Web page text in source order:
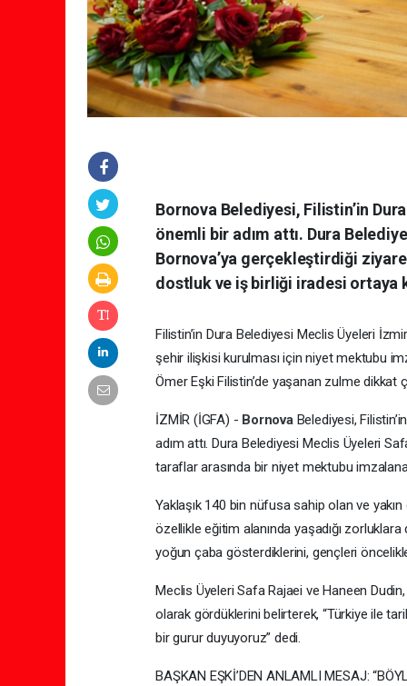
Bornova Belediyesi, Filistin’in
önemli bir adım attı. Dura
Bornova’ya gerçekleştirdiği
dostluk ve iş birliği iradesi ortaya
Filistin’in Dura Belediyesi Meclis Üyeleri
şehir ilişkisi kurulması için niyet mektubu
Ömer Eşki Filistin’de yaşanan zulme dikkat
İZMİR (İGFA) - Bornova Belediyesi,
adım attı. Dura Belediyesi Meclis Üyeleri
taraflar arasında bir niyet mektubu
Yaklaşık 140 bin nüfusa sahip olan ve
özellikle eğitim alanında yaşadığı
yoğun çaba gösterdiklerini, gençleri
Meclis Üyeleri Safa Rajaei ve Haneen
olarak gördüklerini belirterek, “Türkiye ile
bir gurur duyuyoruz” dedi.
BAŞKAN EŞKİ’DEN ANLAMLI MESAJ: